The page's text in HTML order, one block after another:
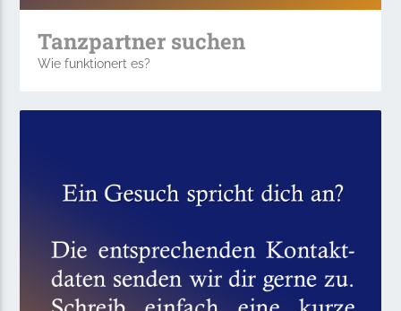
Tanzpartner suchen
Wie funktionert es?